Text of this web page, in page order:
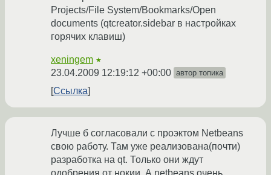
Projects/File System/Bookmarks/Open
documents (qtcreator.sidebar в настройках
горячих клавиш)
xeningem ★
23.04.2009 12:19:12 +00:00 автор топика
Ссылка
Лучше б согласовали с проэктом Netbeans
свою работу. Там уже реализована(почти)
разработка на qt. Только они ждут